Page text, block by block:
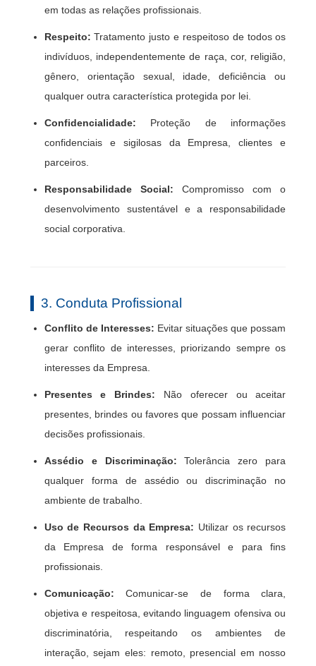
em todas as relações profissionais.
Respeito: Tratamento justo e respeitoso de todos os
indivíduos, independentemente de raça, cor, religião,
gênero, orientação sexual, idade, deficiência ou
qualquer outra característica protegida por lei.
Confidencialidade: Proteção de informações
confidenciais e sigilosas da Empresa, clientes e
parceiros.
Responsabilidade Social: Compromisso com o
desenvolvimento sustentável e a responsabilidade
social corporativa.
3. Conduta Profissional
Conflito de Interesses: Evitar situações que possam
gerar conflito de interesses, priorizando sempre os
interesses da Empresa.
Presentes e Brindes: Não oferecer ou aceitar
presentes, brindes ou favores que possam influenciar
decisões profissionais.
Assédio e Discriminação: Tolerância zero para
qualquer forma de assédio ou discriminação no
ambiente de trabalho.
Uso de Recursos da Empresa: Utilizar os recursos
da Empresa de forma responsável e para fins
profissionais.
Comunicação: Comunicar-se de forma clara,
objetiva e respeitosa, evitando linguagem ofensiva ou
discriminatória, respeitando os ambientes de
interação, sejam eles: remoto, presencial em nosso